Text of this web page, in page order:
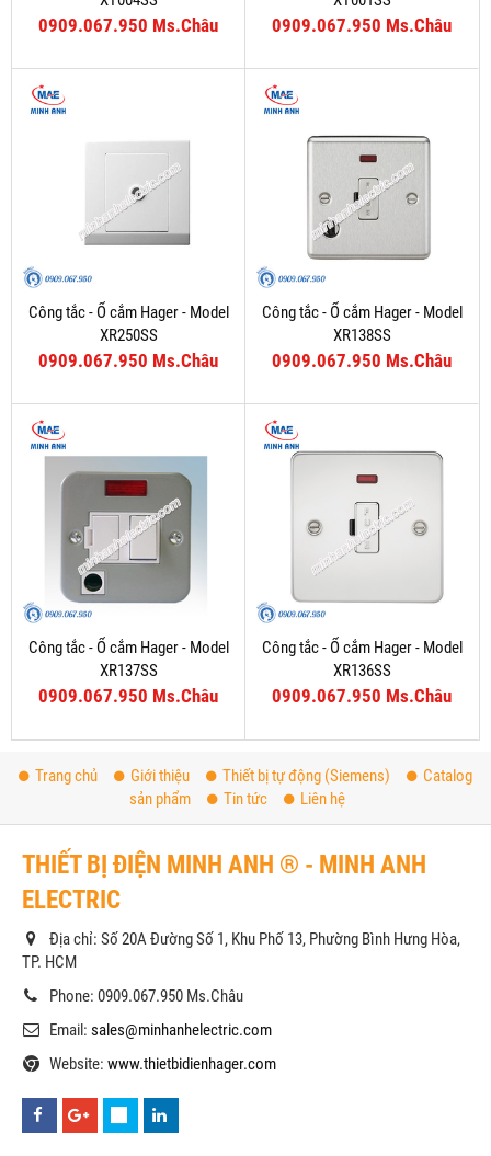
0909.067.950 Ms.Châu 0909.067.950 Ms.Châu
Công tắc - Ổ cắm Hager - Model
XR250SS
0909.067.950 Ms.Châu
Công tắc - Ổ cắm Hager - Model
XR138SS
0909.067.950 Ms.Châu
Công tắc - Ổ cắm Hager - Model
XR137SS
0909.067.950 Ms.Châu
Công tắc - Ổ cắm Hager - Model
XR136SS
0909.067.950 Ms.Châu
Trang chủ Giới thiệu Thiết bị tự động (Siemens)
Catalog
sản phẩm
Tin tức Liên hệ
THIẾT BỊ ĐIỆN MINH ANH ® - MINH ANH
ELECTRIC
Địa chỉ: Số 20A Đường Số 1, Khu Phố 13, Phường Bình Hưng Hòa,
TP. HCM
Phone: 0909.067.950 Ms.Châu
Email: sales@minhanhelectric.com
Website: www.thietbidienhager.com